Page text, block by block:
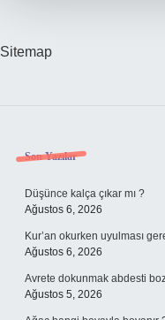
Sitemap
Sidebar
Son Yazılar
Düşünce kalça çıkar mı ?
Ağustos 6, 2026
Kur’an okurken uyulması
Ağustos 6, 2026
Avrete dokunmak abdesti
Ağustos 5, 2026